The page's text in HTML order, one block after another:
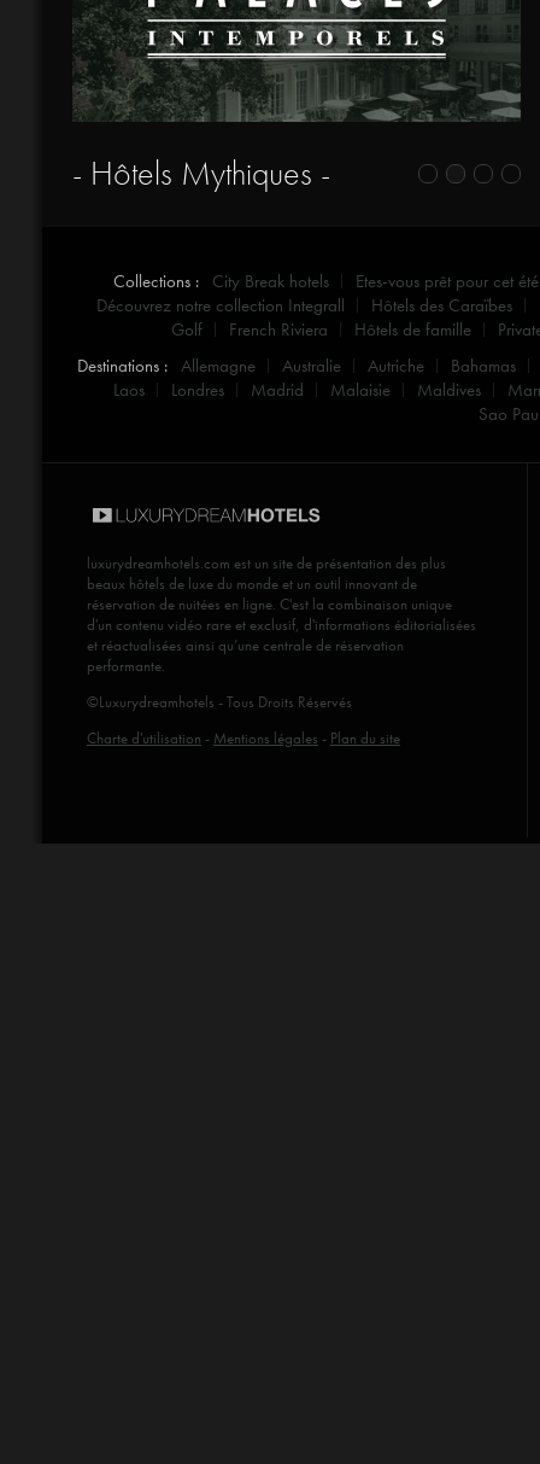
- Hôtels Mythiques -
Collections : City Break hotels
Etes-vous prêt pour cet été
Découvrez notre collection Integrall
Hôtels des Caraïbes
Golf
French Riviera Hôtels de famille
Destinations : Allemagne Australie Autriche
Bahamas
Laos
Londres Madrid Malaisie Maldives
Sao
luxurydreamhotels.com est un site de présentation des plus
beaux hôtels de luxe du monde et un outil innovant de
réservation de nuitées en ligne. C'est la combinaison unique
d'un contenu vidéo rare et exclusif, d'informations éditorialisées
et réactualisées ainsi qu’une centrale de réservation
performante.
©Luxurydreamhotels - Tous Droits Réservés
Charte d'utilisation - Mentions légales - Plan du site